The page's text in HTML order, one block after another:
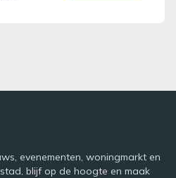
evenementen, woningmarkt en
blijf op de hoogte en maak